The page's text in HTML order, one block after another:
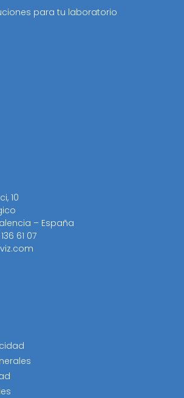
para tu laboratorio
10
– España
61 07